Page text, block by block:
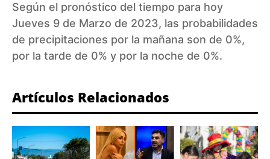
Según el pronóstico del tiempo para hoy
Jueves 9 de Marzo de 2023, las probabilidades
de precipitaciones por la mañana son de 0%,
por la tarde de 0% y por la noche de 0%.
Artículos Relacionados